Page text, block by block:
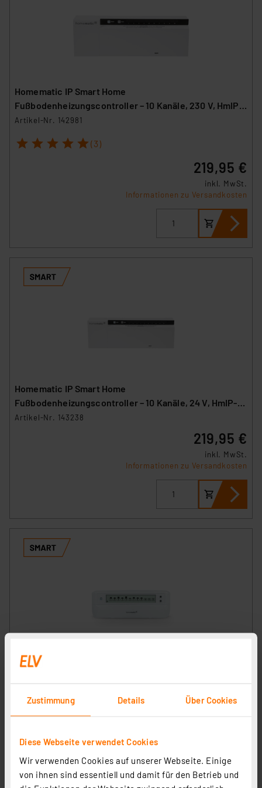
Zustimmung Details Über Cookies
Diese Webseite verwendet Cookies
Wir verwenden Cookies auf unserer Webseite. Einige
von ihnen sind essentiell und damit für den Betrieb und
Homematic IP Smart Home
Fußbodenheizungscontroller – 10 Kanäle, 230 V, HmIP-
FAL230-C10
Artikel-Nr. 142981
1 2 3 4 5 (3)
219,95 €
inkl. MwSt.
Informationen zu Versandkosten
Homematic IP Smart Home
Fußbodenheizungscontroller – 10 Kanäle, 24 V, HmIP-
FAL24-C10
Artikel-Nr. 143238
219,95 €
inkl. MwSt.
Informationen zu Versandkosten
Homematic IP Smart Home
Informationen zu Versandkosten